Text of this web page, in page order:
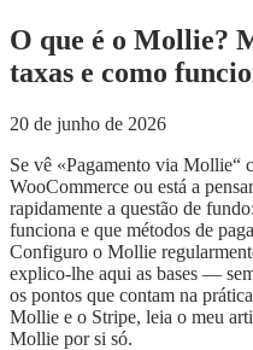
O que é o Mollie?
taxas e como
20 de junho de 2026
Se vê «Pagamento via Mollie“
WooCommerce ou está a
rapidamente a questão de
funciona e que métodos de
Configuro o Mollie
explico-lhe aqui as bases —
os pontos que contam na
Mollie e o Stripe, leia o meu
Mollie por si só.